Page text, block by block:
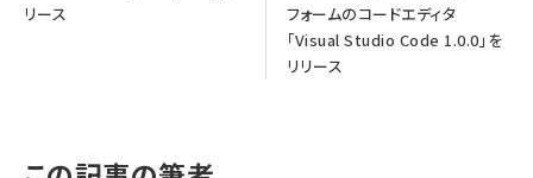
リース
フォームのコードエディタ
「Visual Studio Code 1.0.0」を
リリース